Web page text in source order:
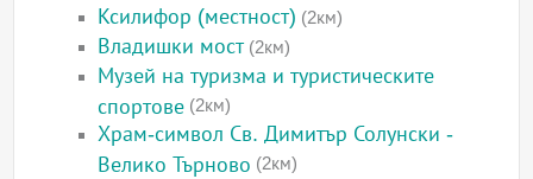
Ксилифор (местност) (2км)
Владишки мост(2км)
Музей на туризма и туристическите
спортове (2км)
Храм-символ Св. Димитър Солунски -
Велико Търново (2км)